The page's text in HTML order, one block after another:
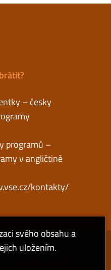
– česky
programů –
v angličtině
kontakty/
svého obsahu a
uložením.